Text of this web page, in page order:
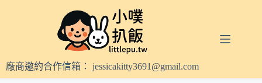
內
容
廠商邀約合作信箱： jessicakitty3691@gmail.com